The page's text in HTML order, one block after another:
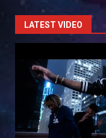
LATEST VIDEO